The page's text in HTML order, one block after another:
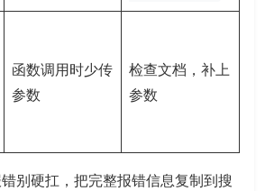
函数调用时少传
参数
检查文档，补上
参数
别硬扛，把完整报错信息复制到搜